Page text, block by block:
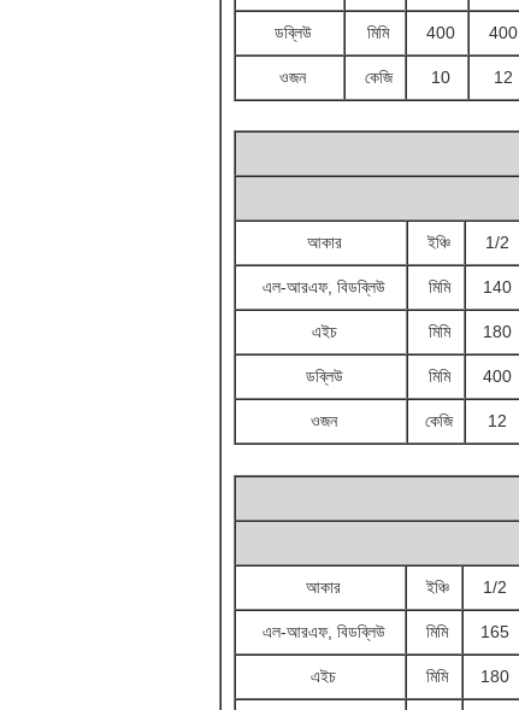
ডব্লিউ মিমি 400 400
ওজন কেজি 10 12
আকার ইঞ্চি 1/2
এল-আরএফ, বিডব্লিউ মিমি 140
এইচ মিমি 180
ডব্লিউ মিমি 400
ওজন কেজি 12
আকার ইঞ্চি 1/2
এল-আরএফ, বিডব্লিউ মিমি 165
এইচ মিমি 180